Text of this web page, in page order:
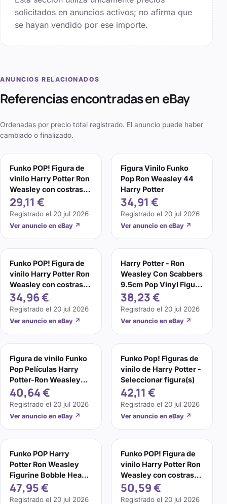
solicitados en anuncios activos; no afirma que
se hayan vendido por ese importe.
ANUNCIOS RELACIONADOS
Referencias encontradas en eBay
Ordenadas por precio total registrado. El anuncio puede haber
cambiado o finalizado.
Funko POP! Figura de
vinilo Harry Potter Ron
Weasley con costras
#44 NO COMO NUEVA
29,11 €
Registrado el 20 jul 2026
Ver anuncio en eBay ↗
Figura Vinilo Funko
Pop Ron Weasley 44
Harry Potter
34,91 €
Registrado el 20 jul 2026
Ver anuncio en eBay ↗
Funko POP! Figura de
vinilo Harry Potter Ron
Weasley con costras
#44
34,96 €
Registrado el 20 jul 2026
Ver anuncio en eBay ↗
Harry Potter - Ron
Weasley Con Scabbers
9.5cm Pop Vinyl Figura
Funko 44
38,23 €
Registrado el 20 jul 2026
Ver anuncio en eBay ↗
Figura de vinilo Funko
Pop Películas Harry
Potter-Ron Weasley
con costras #44
40,64 €
Registrado el 20 jul 2026
Ver anuncio en eBay ↗
Funko Pop! Figuras de
vinilo de Harry Potter -
Seleccionar figura(s)
42,11 €
Registrado el 20 jul 2026
Ver anuncio en eBay ↗
Funko POP Harry
Potter Ron Weasley
Figurine Bobble Head
44
47,95 €
Registrado el 20 jul 2026
Funko POP! Figura de
vinilo Harry Potter Ron
Weasley con costras
#44 dañada
50,59 €
Registrado el 20 jul 2026